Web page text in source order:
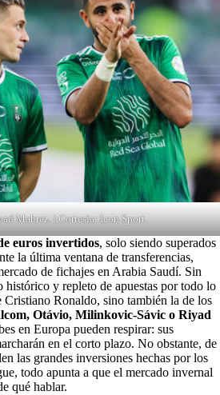
Mahrez. | Cortesía: Icon Sport.
euros invertidos, solo siendo superados
la última ventana de transferencias,
de fichajes en Arabia Saudí. Sin
histórico y repleto de apuestas por todo lo
Cristiano Ronaldo, sino también la de los
Otávio, Milinkovic-Sávic o Riyad
en Europa pueden respirar: sus
en el corto plazo. No obstante, de
las grandes inversiones hechas por los
todo apunta a que el mercado invernal
qué hablar.